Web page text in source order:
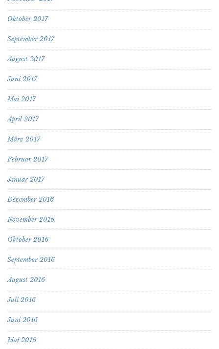
Oktober 2017
September 2017
August 2017
Juni 2017
Mai 2017
April 2017
März 2017
Februar 2017
Januar 2017
Dezember 2016
November 2016
Oktober 2016
September 2016
August 2016
Juli 2016
Juni 2016
Mai 2016